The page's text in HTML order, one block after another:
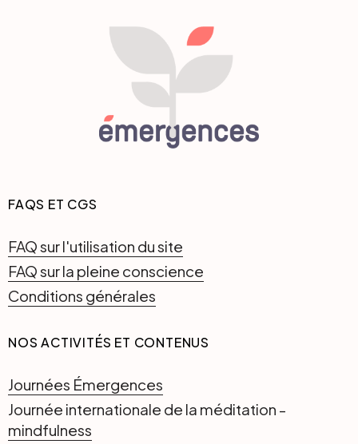
FAQS ET CGS
FAQ sur l'utilisation du site
FAQ sur la pleine conscience
Conditions générales
NOS ACTIVITÉS ET CONTENUS
Journées Émergences
Journée internationale de la méditation -
mindfulness